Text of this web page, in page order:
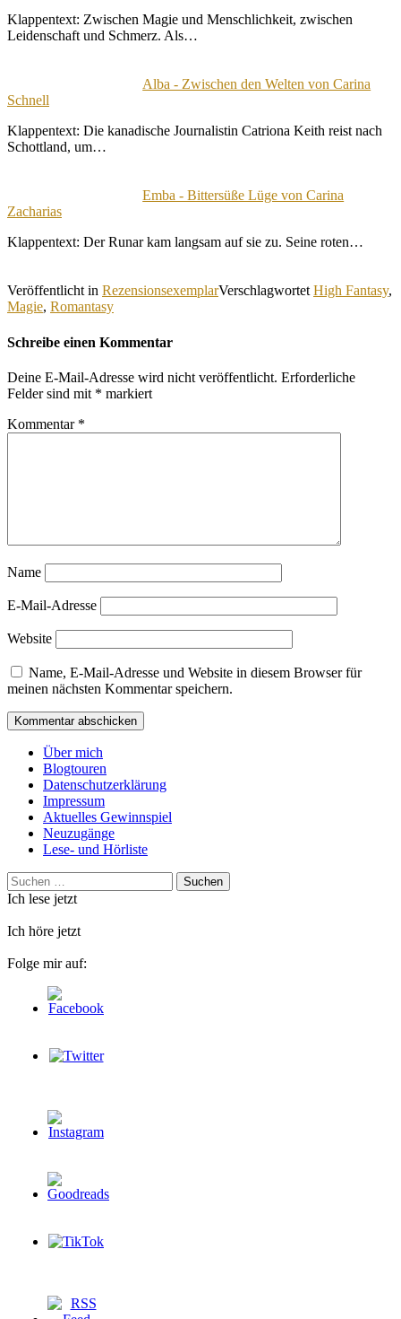
Klappentext: Zwischen Magie und Menschlichkeit, zwischen
Leidenschaft und Schmerz. Als…
Alba - Zwischen den Welten von Carina
Schnell
Klappentext: Die kanadische Journalistin Catriona Keith reist nach
Schottland, um…
Emba - Bittersüße Lüge von Carina
Zacharias
Klappentext: Der Runar kam langsam auf sie zu. Seine roten…
Veröffentlicht in RezensionsexemplarVerschlagwortet High Fantasy,
Magie, Romantasy
Schreibe einen Kommentar
Deine E-Mail-Adresse wird nicht veröffentlicht. Erforderliche
Felder sind mit * markiert
Kommentar *
Name
E-Mail-Adresse
Website
Name, E-Mail-Adresse und Website in diesem Browser für
meinen nächsten Kommentar speichern.
Über mich
Blogtouren
Datenschutzerklärung
Impressum
Aktuelles Gewinnspiel
Neuzugänge
Lese- und Hörliste
Suchen
nach:
Ich lese jetzt
Ich höre jetzt
Folge mir auf: